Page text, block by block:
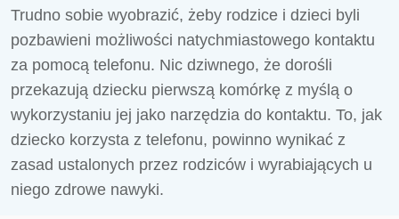
Trudno sobie wyobrazić, żeby rodzice i dzieci byli
pozbawieni możliwości natychmiastowego kontaktu
za pomocą telefonu. Nic dziwnego, że dorośli
przekazują dziecku pierwszą komórkę z myślą o
wykorzystaniu jej jako narzędzia do kontaktu. To, jak
dziecko korzysta z telefonu, powinno wynikać z
zasad ustalonych przez rodziców i wyrabiających u
niego zdrowe nawyki.